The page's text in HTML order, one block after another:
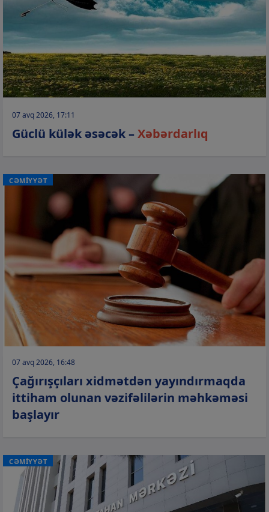
07 avq 2026, 17:11
Güclü külək əsəcək –Xəbərdarlıq
CƏMİYYƏT
07 avq 2026, 16:48
Çağırışçıları xidmətdən yayındırmaqda
ittiham olunan vəzifəlilərin məhkəməsi
başlayır
CƏMİYYƏT